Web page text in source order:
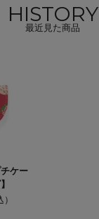
HISTORY
最近見た商品
ケー